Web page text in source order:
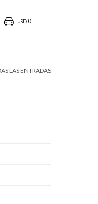
USD 0
LAS ENTRADAS